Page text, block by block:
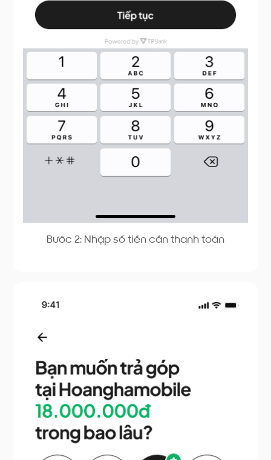
Bước 2: Nhập số tiền cần thanh toán